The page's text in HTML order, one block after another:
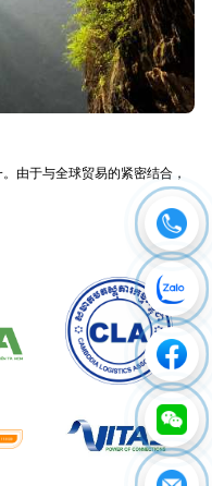
由于与全球贸易的紧密结合，